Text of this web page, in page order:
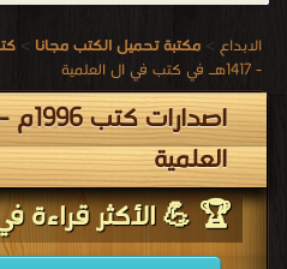
الابداع > مكتبة تحميل الكتب مجانا >
- 1417هـ في كتب في ال العلمية
العلمية
🏆 💪 الأكثر قراءة في